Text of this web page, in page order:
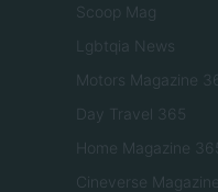
Scoop Mag
Lgbtqia News
Motors Magazine
Day Travel 365
Home Magazine
Cineverse Magazine